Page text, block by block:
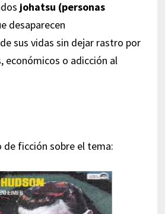
johatsu (personas
desaparecen
sus vidas sin dejar rastro por
económicos o adicción al
de ficción sobre el tema: